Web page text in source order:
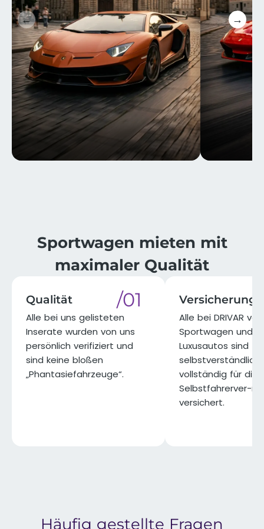
← →
⁨⁨Sportwagen mieten mit
maximaler Qualität​
Qualität /01
Alle bei uns gelisteten
Inserate wurden von uns
persönlich verifiziert und
sind keine bloßen
„Phantasiefahrzeuge“.​
Versicherung
Alle bei DRIVAR
Sportwagen und
Luxusautos sind
selbstverständlich
vollständig für die
Selbstfahrerver-
versichert.​
Häufig gestellte Fragen